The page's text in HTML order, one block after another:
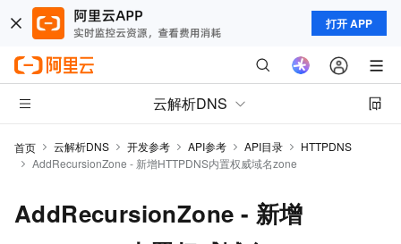
打开 APP
云解析DNS
首页 云解析DNS 开发参考 API参考 API目录
HTTPDNS
AddRecursionZone - 新增HTTPDNS内置权威域名zone
AddRecursionZone - 新增